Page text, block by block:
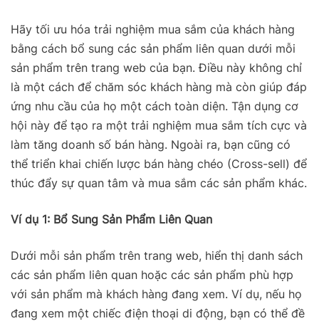
Hãy tối ưu hóa trải nghiệm mua sắm của khách hàng
bằng cách bổ sung các sản phẩm liên quan dưới mỗi
sản phẩm trên trang web của bạn. Điều này không chỉ
là một cách để chăm sóc khách hàng mà còn giúp đáp
ứng nhu cầu của họ một cách toàn diện. Tận dụng cơ
hội này để tạo ra một trải nghiệm mua sắm tích cực và
làm tăng doanh số bán hàng. Ngoài ra, bạn cũng có
thể triển khai chiến lược bán hàng chéo (Cross-sell) để
thúc đẩy sự quan tâm và mua sắm các sản phẩm khác.
Ví dụ 1: Bổ Sung Sản Phẩm Liên Quan
Dưới mỗi sản phẩm trên trang web, hiển thị danh sách
các sản phẩm liên quan hoặc các sản phẩm phù hợp
với sản phẩm mà khách hàng đang xem. Ví dụ, nếu họ
đang xem một chiếc điện thoại di động, bạn có thể đề